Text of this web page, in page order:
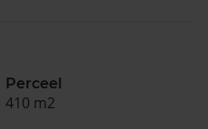
Perceel
410 m2